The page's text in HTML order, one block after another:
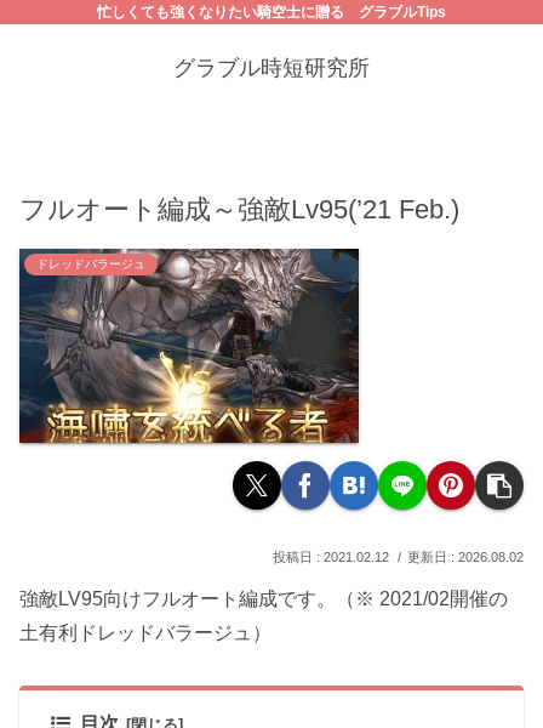
忙しくても強くなりたい騎空士に贈る グラブルTips
グラブル時短研究所
フルオート編成～強敵Lv95(’21 Feb.)
ドレッドバラージュ
2021.02.12 2026.08.02
強敵LV95向けフルオート編成です。（※ 2021/02開催の
土有利ドレッドバラージュ）
目次